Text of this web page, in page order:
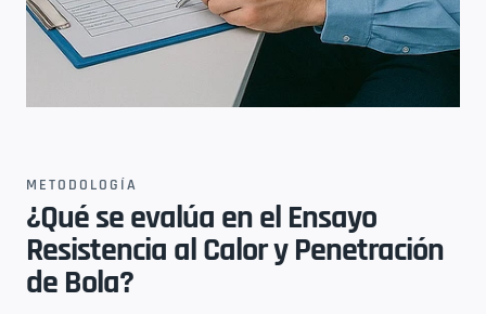
METODOLOGÍA
¿Qué se evalúa en el Ensayo
Resistencia al Calor y Penetración
de Bola?